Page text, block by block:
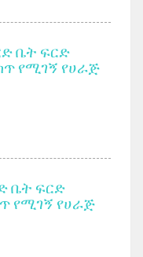
ቤት ፍርድ
የሚገኝ የሀራጅ
ቤት ፍርድ
የሚገኝ የሀራጅ